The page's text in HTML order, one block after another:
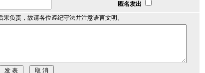
匿名发出
负责，故请各位遵纪守法并注意语言文明。